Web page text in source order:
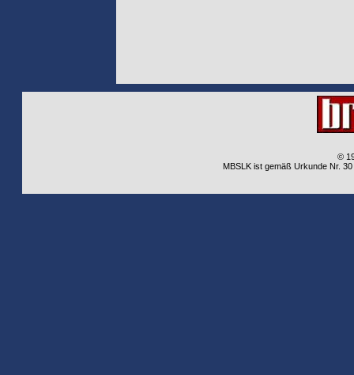
©
MBSLK ist gemäß Urkunde Nr.